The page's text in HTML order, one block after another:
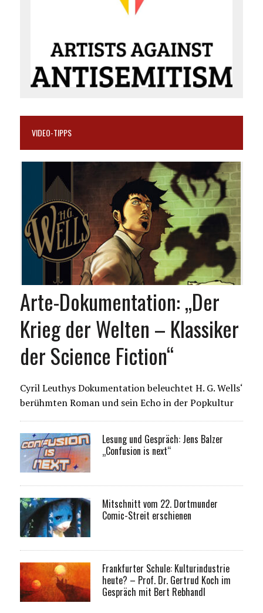
VIDEO-TIPPS
Arte-Dokumentation: „Der
Krieg der Welten – Klassiker
der Science Fiction“
Cyril Leuthys Dokumentation beleuchtet H. G. Wells‘
berühmten Roman und sein Echo in der Popkultur
Lesung und Gespräch: Jens Balzer
„Confusion is next“
Mitschnitt vom 22. Dortmunder
Comic-Streit erschienen
Frankfurter Schule: Kulturindustrie
heute? – Prof. Dr. Gertrud Koch im
Gespräch mit Bert Rebhandl